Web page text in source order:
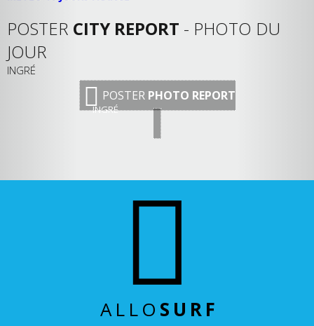
POSTER CITY REPORT - PHOTO DU
JOUR
INGRÉ
POSTER PHOTO REPORT
INGRÉ
ALLO SURF